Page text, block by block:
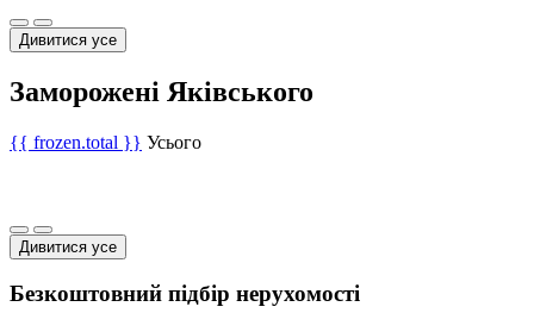
Дивитися усе
Заморожені Яківського
{{ frozen.total }} Усього
Дивитися усе
Безкоштовний підбір нерухомості